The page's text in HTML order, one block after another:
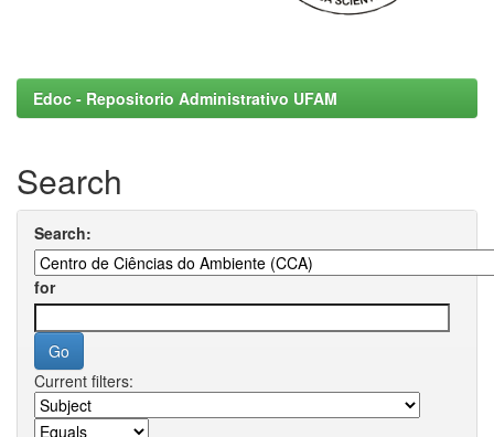
Edoc - Repositorio Administrativo UFAM
Search
Search:
for
Current filters: